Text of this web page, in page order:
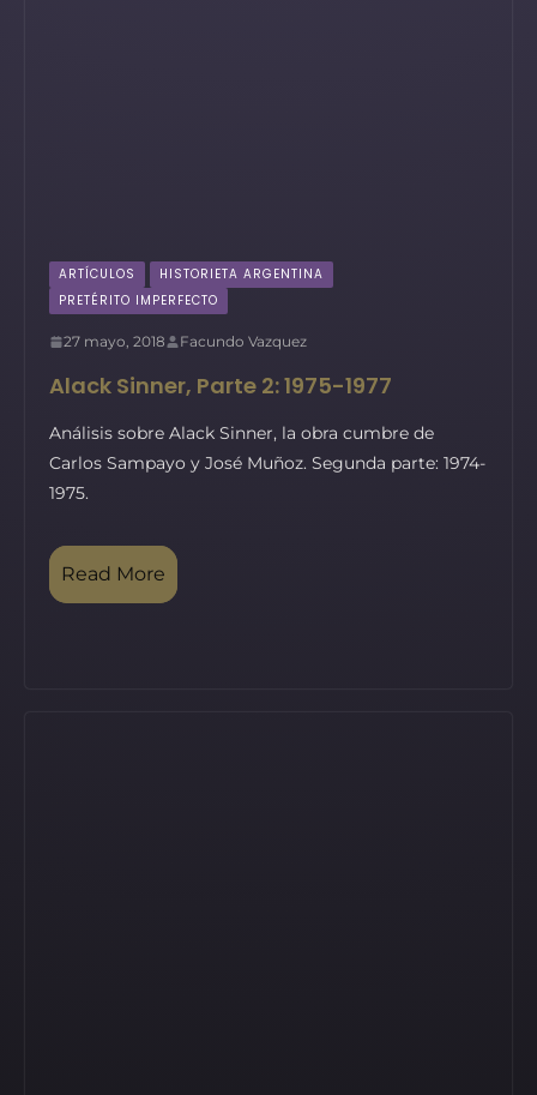
ARTÍCULOS
HISTORIETA ARGENTINA
PRETÉRITO IMPERFECTO
27 mayo, 2018 Facundo Vazquez
Alack Sinner, Parte 2: 1975-1977
Análisis sobre Alack Sinner, la obra cumbre de
Carlos Sampayo y José Muñoz. Segunda parte: 1974-
1975.
Read More